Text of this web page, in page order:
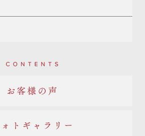
Contents
お客様の声
フォトギャラリー